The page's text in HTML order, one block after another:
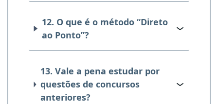
12. O que é o método “Direto
ao Ponto”?
13. Vale a pena estudar por
questões de concursos
anteriores?